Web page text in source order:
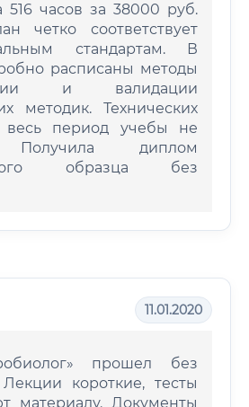
516 часов за 38000 руб.
четко соответствует
стандартам. В
расписаны методы
и валидации
методик. Технических
период учебы не
Получила диплом
образца без
11.01.2020
прошел без
короткие, тесты
материалу. Документы